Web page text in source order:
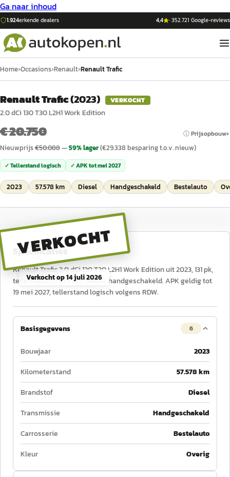
Ga naar inhoud
1.924erkende dealers 4,4 ·352.721 Google-reviews
Home›Occasions›Renault›Renault Trafic
Renault Trafic(2023) VERKOCHT
2.0 dCi 130 T30 L2H1 Work Edition
€ 20.750 ⓘ Prijsopbouw
Nieuwprijs€50.088—59% lager(€29.338 besparing t.o.v. nieuw)
✓ Tellerstand logisch ✓ APK totmei 2027
2023 57.578 km Diesel Handgeschakeld Bestelauto
VERKOCHT
Verkocht op14 juli 2026
Specificaties
Renault Trafic 2.0 dCi 130 T30 L2H1 Work Edition uit 2023, 131 pk,
tellerstand 57.578 km, diesel, handgeschakeld. APK geldig tot
19 mei 2027, tellerstand logisch volgens RDW.
Basisgegevens 6
Bouwjaar
2023
Kilometerstand
57.578 km
Brandstof
Diesel
Transmissie
Handgeschakeld
Carrosserie
Bestelauto
Kleur
Overig